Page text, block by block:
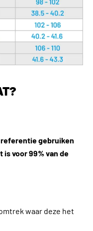
gebruiken
is voor 99% van de
waar deze het